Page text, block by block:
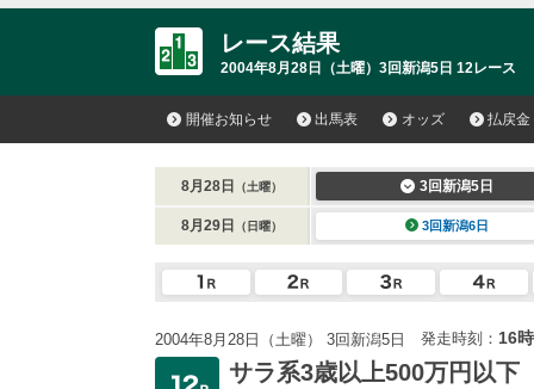
レース結果
2004年8月28日（土曜）3回新潟5日 12レース
開催お知らせ 出馬表 オッズ 払戻金
8月28日 （土曜） 3回新潟5日
8月29日 （日曜） 3回新潟6日
2004年8月28日（土曜） 3回新潟5日 発走時刻： 16
サラ系3歳以上500万円以下